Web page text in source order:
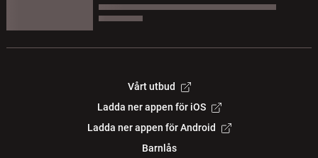
Vårt utbud
Ladda ner appen för iOS
Ladda ner appen för Android
Barnlås